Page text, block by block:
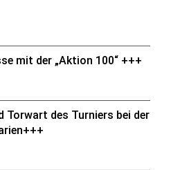
mit der „Aktion 100“ +++
Torwart des Turniers bei der